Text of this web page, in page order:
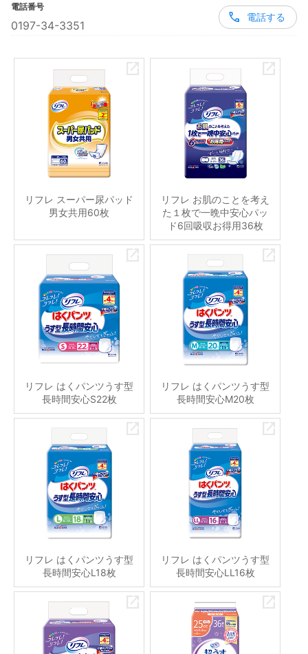
電話番号
0197-34-3351
電話する
リフレ スーパー尿パッド
男女共用60枚
リフレ お肌のことを考え
た１枚で一晩中安心パッ
ド6回吸収お得用36枚
リフレ はくパンツうす型
長時間安心S22枚
リフレ はくパンツうす型
長時間安心M20枚
リフレ はくパンツうす型
長時間安心L18枚
リフレ はくパンツうす型
長時間安心LL16枚